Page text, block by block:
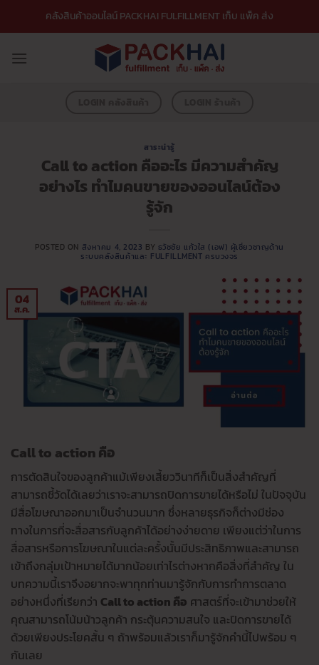
เนื้อหา
คลังสินค้าออนไลน์ PACKHAI FULFILLMENT เก็บ แพ็ค ส่ง
สาระน่ารู้
Call to action คืออะไร มีความสำคัญ
อย่างไร ทำไมคนขายของออนไลน์ต้อง
รู้จัก
POSTED ON สิงหาคม 4, 2023 BY ธวัชชัย แก้วใส (เอฟ) ผู้เชี่ยวชาญด้าน
ระบบคลังสินค้าและ FULFILLMENT ครบวงจร
04
ส.ค.
Call to action คือ
การตัดสินใจของลูกค้าแม้เพียงเสี้ยววินาทีก็เป็นสิ่งสำคัญที่
สามารถชี้วัดได้เลยว่าเราจะสามารถปิดการขายได้หรือไม่ ในปัจจุบัน
มีสื่อโฆษณาออกมาเป็นจำนวนมาก ซึ่งหลายธุรกิจก็ต่างมีช่อง
ทางในการที่จะสื่อสารกับลูกค้าได้อย่างง่ายดาย เพียงแต่ว่าในการ
สื่อสารหรือการโฆษณาในแต่ละครั้งนั้นมีประสิทธิภาพและสามารถ
เข้าถึงกลุ่มเป้าหมายได้มากน้อยเท่าไรต่างหากคือสิ่งที่สำคัญ ใน
บทความนี้เราจึงอยากจะพาทุกท่านมารู้จักกับการทำการตลาด
อย่างหนึ่งที่เรียกว่า Call to action คือ ศาสตร์ที่จะเข้ามาช่วยให้
คุณสามารถโน้มน้าวลูกค้า กระตุ้นความสนใจ และปิดการขายได้
ด้วยเพียงประโยคสั้น ๆ ถ้าพร้อมแล้วเราก็มารู้จักคำนี้ไปพร้อม ๆ
กันเลย